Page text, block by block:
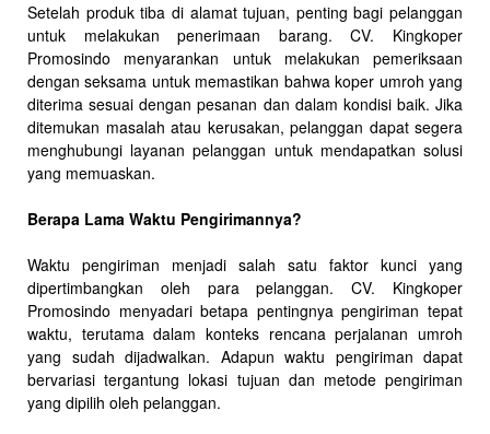
Setelah produk tiba di alamat tujuan, penting bagi pelanggan
untuk melakukan penerimaan barang. CV. Kingkoper
Promosindo menyarankan untuk melakukan pemeriksaan
dengan seksama untuk memastikan bahwa koper umroh yang
diterima sesuai dengan pesanan dan dalam kondisi baik. Jika
ditemukan masalah atau kerusakan, pelanggan dapat segera
menghubungi layanan pelanggan untuk mendapatkan solusi
yang memuaskan.
Berapa Lama Waktu Pengirimannya?
Waktu pengiriman menjadi salah satu faktor kunci yang
dipertimbangkan oleh para pelanggan. CV. Kingkoper
Promosindo menyadari betapa pentingnya pengiriman tepat
waktu, terutama dalam konteks rencana perjalanan umroh
yang sudah dijadwalkan. Adapun waktu pengiriman dapat
bervariasi tergantung lokasi tujuan dan metode pengiriman
yang dipilih oleh pelanggan.